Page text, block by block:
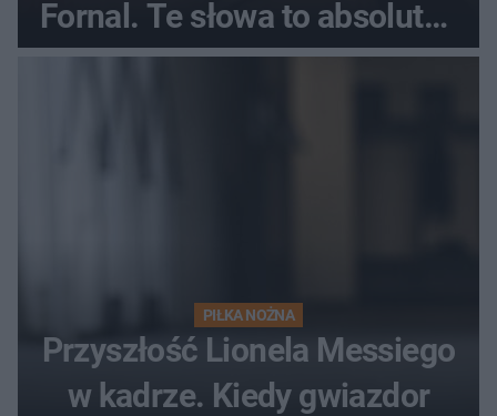
Fornal. Te słowa to absolutny
hit
PIŁKA NOŻNA
Przyszłość Lionela Messiego
w kadrze. Kiedy gwiazdor